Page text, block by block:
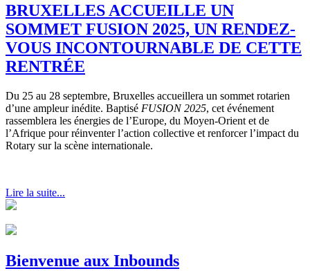
BRUXELLES ACCUEILLE UN
SOMMET FUSION 2025, UN RENDEZ-
VOUS INCONTOURNABLE DE CETTE
RENTRÉE
Du 25 au 28 septembre, Bruxelles accueillera un sommet rotarien
d’une ampleur inédite. Baptisé FUSION 2025, cet événement
rassemblera les énergies de l’Europe, du Moyen-Orient et de
l’Afrique pour réinventer l’action collective et renforcer l’impact du
Rotary sur la scène internationale.
Lire la suite...
Bienvenue aux Inbounds